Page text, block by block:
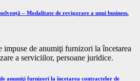
– Modalitate de revigorare a unui business.
anumiţi furnizori la încetarea contractelor de